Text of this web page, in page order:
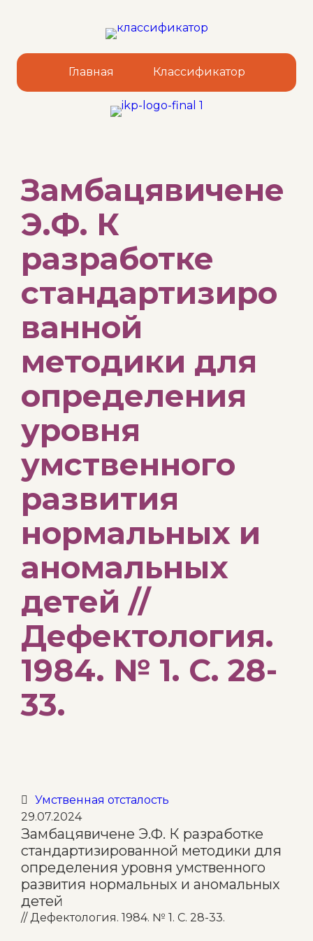
Главная Классификатор
Замбацявичене
Э.Ф. К
разработке
стандартизиро
ванной
методики для
определения
уровня
умственного
развития
нормальных и
аномальных
детей //
Дефектология.
1984. № 1. С. 28-
33.
 Category
Умственная отсталость
29.07.2024
Замбацявичене Э.Ф. К разработке
стандартизированной методики для
определения уровня умственного
развития нормальных и аномальных
детей
// Дефектология. 1984. № 1. С. 28-33.